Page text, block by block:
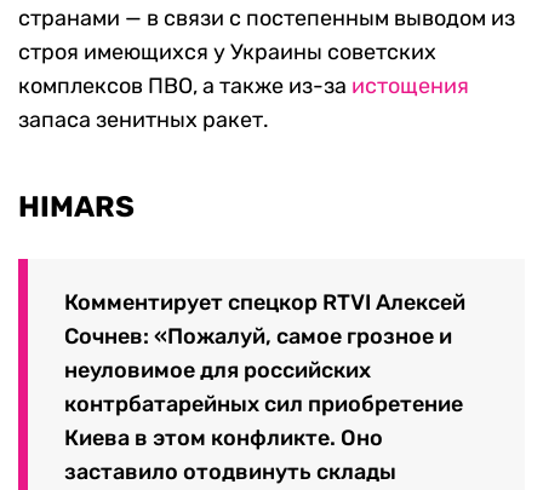
странами — в связи с постепенным выводом из
строя имеющихся у Украины советских
комплексов ПВО, а также из-за истощения
запаса зенитных ракет.
HIMARS
Комментирует спецкор RTVI Алексей
Сочнев: «Пожалуй, самое грозное и
неуловимое для российских
контрбатарейных сил приобретение
Киева в этом конфликте. Оно
заставило отодвинуть склады